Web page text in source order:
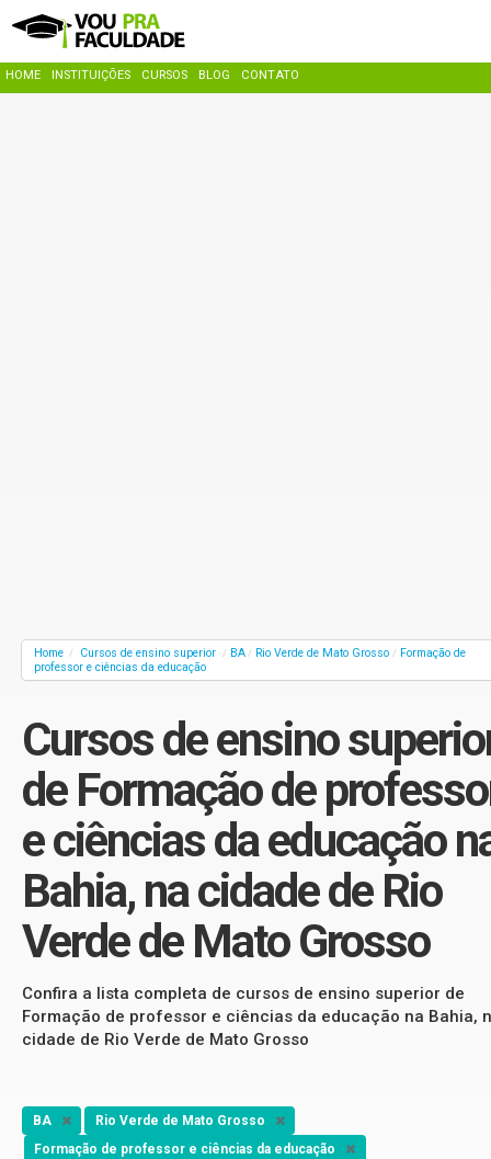
HOME INSTITUIÇÕES CURSOS BLOG CONTATO
Home / Cursos de ensino superior / BA / Rio Verde de Mato Grosso / Formação de
professor e ciências da educação
Cursos de ensino
de Formação de
e ciências da educação
Bahia, na cidade de Rio
Verde de Mato Grosso
Confira a lista completa de cursos de ensino superior de
Formação de professor e ciências da educação na Bahia,
cidade de Rio Verde de Mato Grosso
BA
Rio Verde de Mato Grosso
Formação de professor e ciências da educação